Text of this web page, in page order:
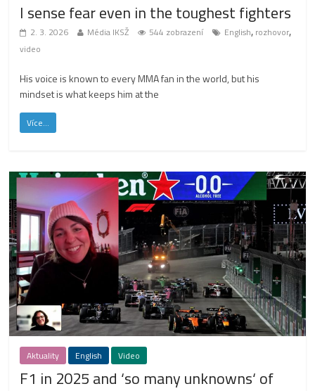
I sense fear even in the toughest fighters
2. 3. 2026 Média IKSŽ 544 zobrazení English, rozhovor,
video
His voice is known to every MMA fan in the world, but his
mindset is what keeps him at the
Více...
Aktuality English Video
F1 in 2025 and ‘so many unknowns‘ of